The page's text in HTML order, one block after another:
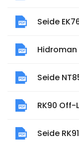
Seide
Hidroman
Seide
RK90 Off-
Seide